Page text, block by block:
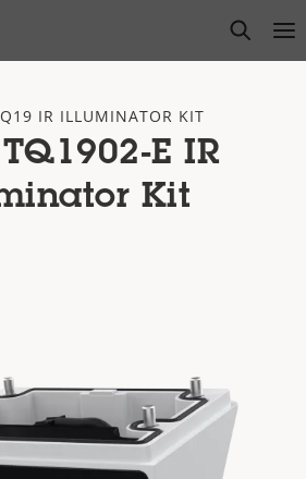
open
IR ILLUMINATOR KIT
E IR
Kit